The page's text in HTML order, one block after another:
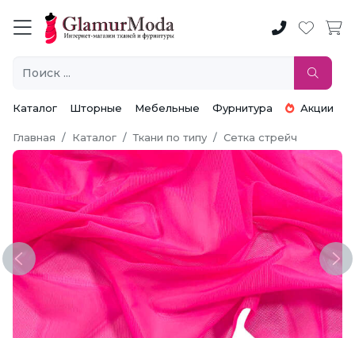
Каталог Шторные Мебельные Фурнитура Акции
Главная Каталог Ткани по типу Сетка стрейч
Previous